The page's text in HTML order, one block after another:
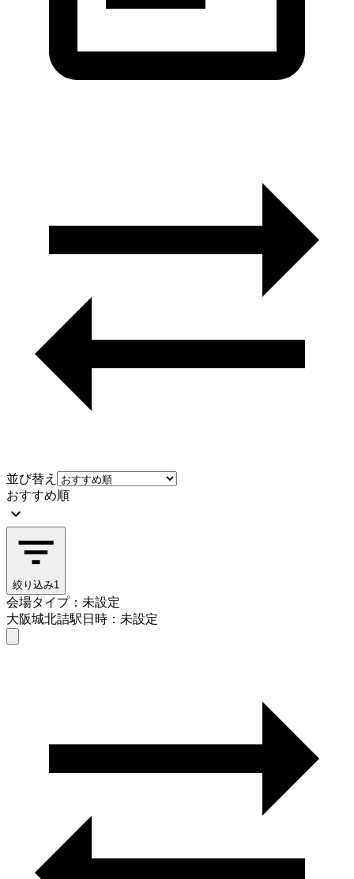
並び替え
おすすめ順
絞り込み1
会場タイプ：未設定
大阪城北詰駅日時：未設定